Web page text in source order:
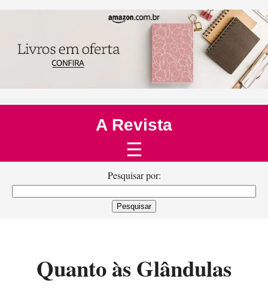
A Revista
☰
Pesquisar por:
Quanto às Glândulas